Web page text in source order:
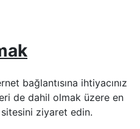
bağlantısına ihtiyacınız
de dahil olmak üzere en
ziyaret edin.